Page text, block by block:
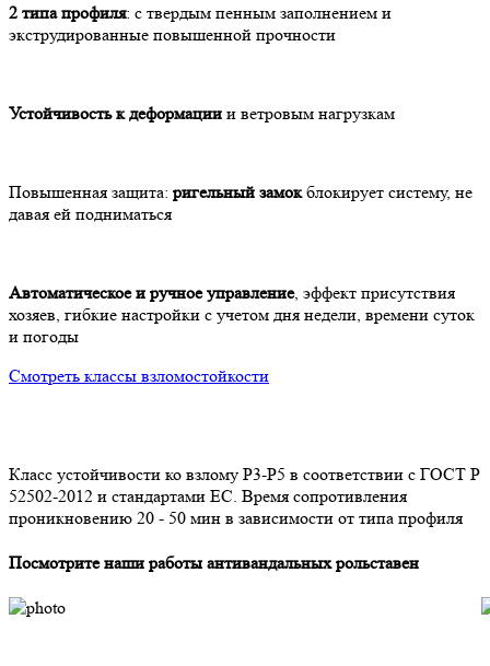
2 типа профиля: с твердым пенным заполнением и
экструдированные повышенной прочности
Устойчивость к деформации и ветровым нагрузкам
Повышенная защита: ригельный замокблокирует систему, не
давая ей подниматься
Автоматическое и ручное управление, эффект присутствия
хозяев, гибкие настройки с учетом дня недели, времени суток
и погоды
Смотреть классы взломостойкости
Класс устойчивости ко взлому P3-Р5 в соответствии с ГОСТ Р
52502-2012 и стандартами ЕС. Время сопротивления
проникновению 20 - 50 мин в зависимости от типа профиля
Посмотрите наши работы антивандальных рольставен